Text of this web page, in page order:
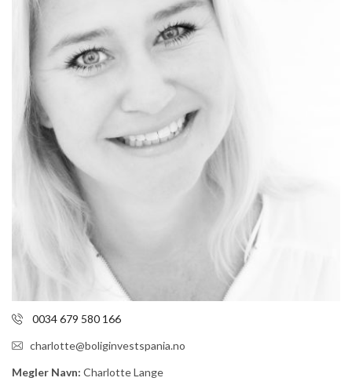
0034 679 580 166
charlotte@boliginvestspania.no
Megler Navn: Charlotte Lange